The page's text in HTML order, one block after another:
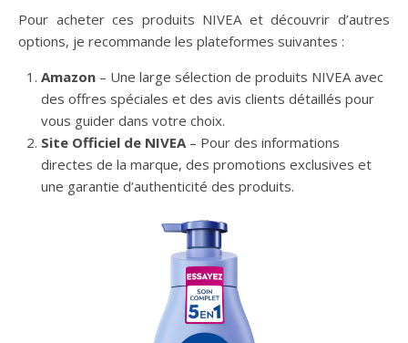
Pour acheter ces produits NIVEA et découvrir d’autres
options, je recommande les plateformes suivantes :
Amazon – Une large sélection de produits NIVEA avec
des offres spéciales et des avis clients détaillés pour
vous guider dans votre choix.
Site Officiel de NIVEA– Pour des informations
directes de la marque, des promotions exclusives et
une garantie d’authenticité des produits.